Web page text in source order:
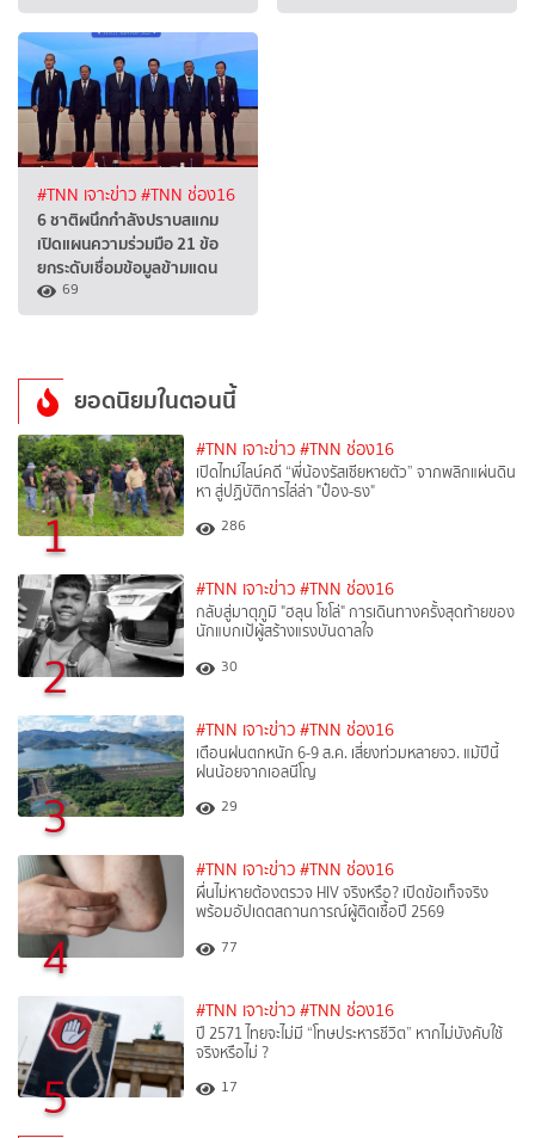
#TNN เจาะข่าว#TNN ช่อง16
6 ชาติผนึกกำลังปราบสแกม
เปิดแผนความร่วมมือ 21 ข้อ
ยกระดับเชื่อมข้อมูลข้ามแดน
69
ยอดนิยมในตอนนี้
1
#TNN เจาะข่าว #TNN ช่อง16
เปิดไทม์ไลน์คดี “พี่น้องรัสเซียหายตัว” จากพลิกแผ่นดิน
หา สู่ปฏิบัติการไล่ล่า "ป๋อง-ธง"
286
2
#TNN เจาะข่าว #TNN ช่อง16
กลับสู่มาตุภูมิ "ฮลุน โซโล่" การเดินทางครั้งสุดท้ายของ
นักแบกเป้ผู้สร้างแรงบันดาลใจ
30
3
#TNN เจาะข่าว #TNN ช่อง16
เตือนฝนตกหนัก 6-9 ส.ค. เสี่ยงท่วมหลายจว. แม้ปีนี้
ฝนน้อยจากเอลนีโญ
29
4
#TNN เจาะข่าว #TNN ช่อง16
ผื่นไม่หายต้องตรวจ HIV จริงหรือ? เปิดข้อเท็จจริง
พร้อมอัปเดตสถานการณ์ผู้ติดเชื้อปี 2569
77
5
#TNN เจาะข่าว #TNN ช่อง16
ปี 2571 ไทยจะไม่มี “โทษประหารชีวิต” หากไม่บังคับใช้
จริงหรือไม่ ?​
17